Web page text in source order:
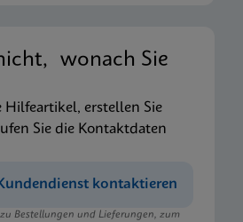
wonach Sie
Hilfeartikel, erstellen Sie
Sie die Kontaktdaten
kontaktieren
Bestellungen und Lieferungen, zum